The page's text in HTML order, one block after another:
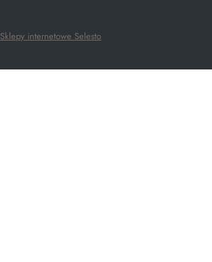
Sklepy internetowe Selesto